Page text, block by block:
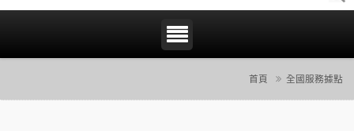
首頁 全國服務據點